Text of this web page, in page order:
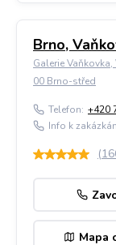
Brno,
Galerie
00 Brno-střed
Telefon: +420
Info k
(
Mapa